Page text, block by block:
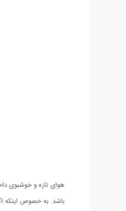
هوای تازه و خوشبوی
باشد. به خصوص اینکه